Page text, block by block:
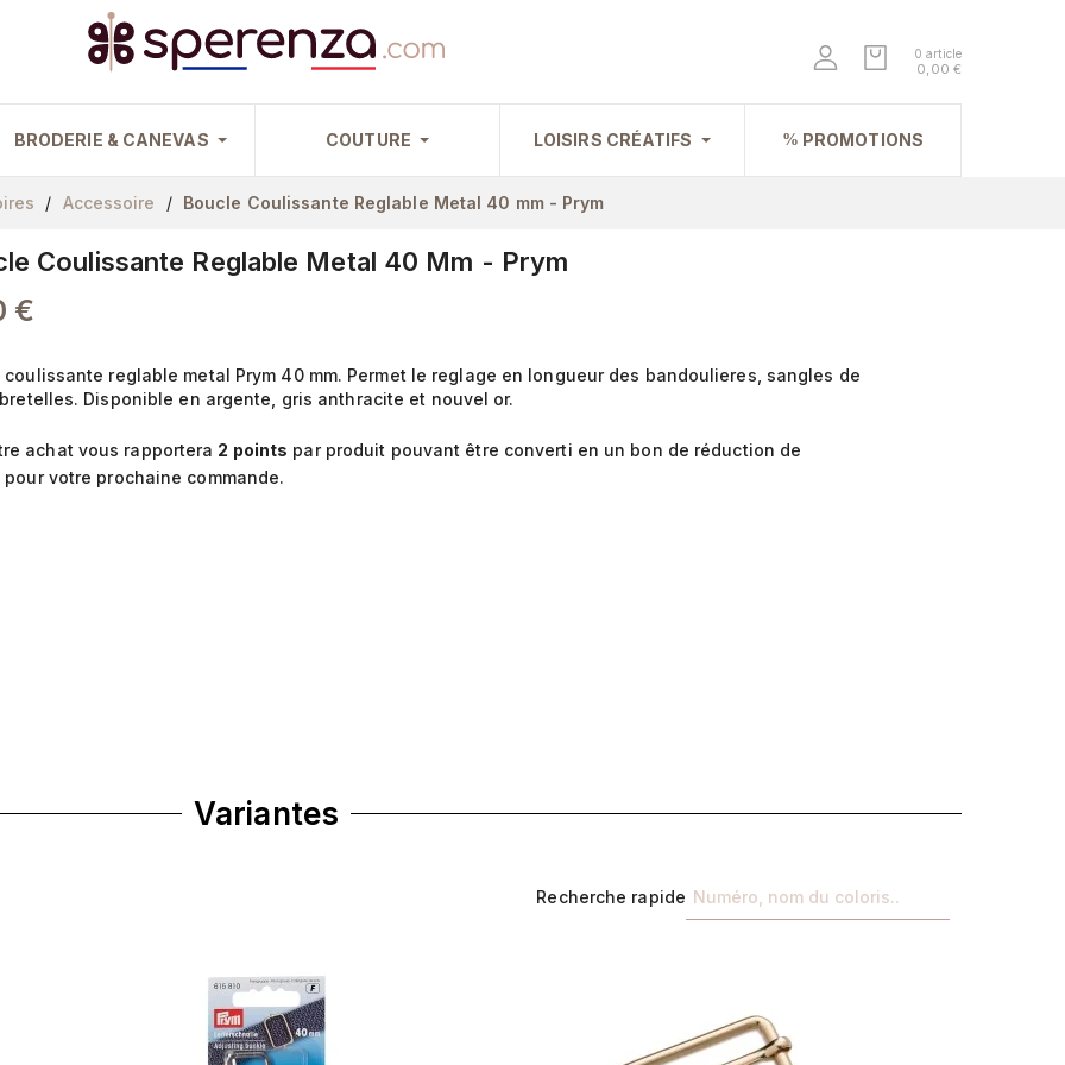
0 article
0,00 €
BRODERIE & CANEVAS COUTURE LOISIRS CRÉATIFS PROMOTIONS
Accessoire Boucle Coulissante Reglable Metal 40 mm - Prym
Coulissante Reglable Metal 40 Mm - Prym
€
coulissante reglable metal Prym 40 mm. Permet le reglage en longueur des bandoulieres, sangles de
Disponible en argente, gris anthracite et nouvel or.
achat vous rapportera 2 points par produit pouvant être converti en un bon de réduction de
pour votre prochaine commande.
Variantes
Recherche rapide